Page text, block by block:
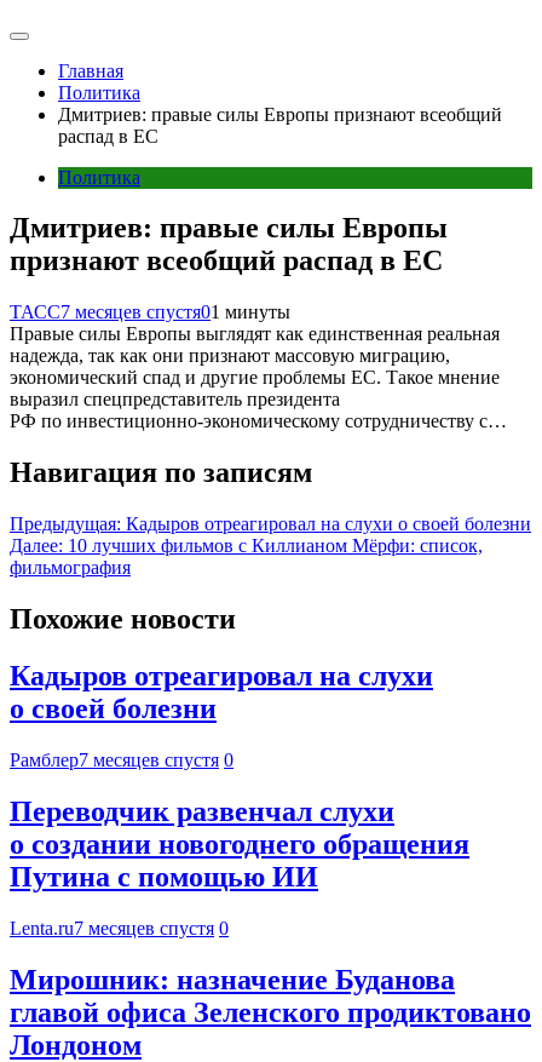
Главная
Политика
Дмитриев: правые силы Европы признают всеобщий
распад в ЕС
Политика
Дмитриев: правые силы Европы
признают всеобщий распад в ЕС
ТАСС7 месяцев спустя01 минуты
Правые силы Европы выглядят как единственная реальная
надежда, так как они признают массовую миграцию,
экономический спад и другие проблемы ЕС. Такое мнение
выразил спецпредставитель президента
РФ по инвестиционно-экономическому сотрудничеству с…
Навигация по записям
Предыдущая: Кадыров отреагировал на слухи о своей болезни
Далее: 10 лучших фильмов с Киллианом Мёрфи: список,
фильмография
Похожие новости
Кадыров отреагировал на слухи
о своей болезни
Рамблер7 месяцев спустя 0
Переводчик развенчал слухи
о создании новогоднего обращения
Путина с помощью ИИ
Lenta.ru7 месяцев спустя 0
Мирошник: назначение Буданова
главой офиса Зеленского продиктовано
Лондоном